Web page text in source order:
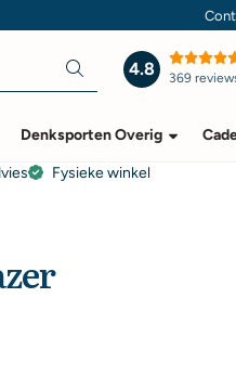
4.8 369
Denksporten Overig
Fysieke winkel